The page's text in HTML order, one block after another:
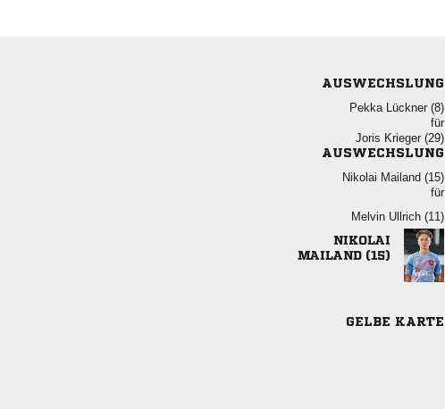
AUSWECHSLUNG
  
für
  
AUSWECHSLUNG
  
für
  

 
GELBE KARTE